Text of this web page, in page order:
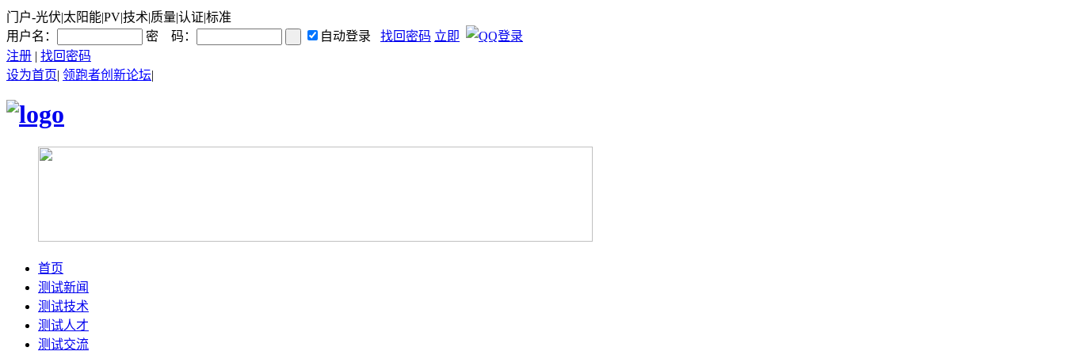
门户-光伏|太阳能|PV|技术|质量|认证|标准
用户名：
密 码： 自动登录 找回密码 立即
注册 | 找回密码
设为首页| 领跑者创新论坛|
首页
测试新闻
测试技术
测试人才
测试交流